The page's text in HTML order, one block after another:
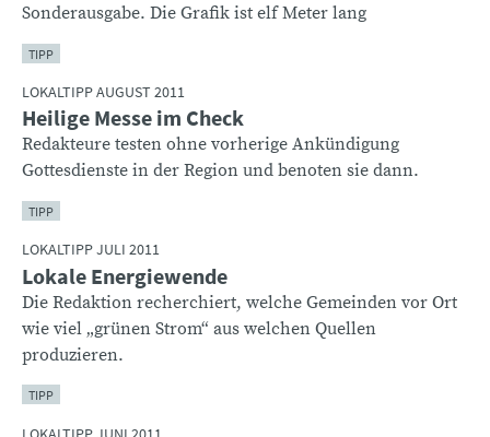
Sonderausgabe. Die Grafik ist elf Meter lang
TIPP
LOKALTIPP AUGUST 2011
Heilige Messe im Check
Redakteure testen ohne vorherige Ankündigung
Gottesdienste in der Region und benoten sie dann.
TIPP
LOKALTIPP JULI 2011
Lokale Energiewende
Die Redaktion recherchiert, welche Gemeinden vor Ort
wie viel „grünen Strom“ aus welchen Quellen
produzieren.
TIPP